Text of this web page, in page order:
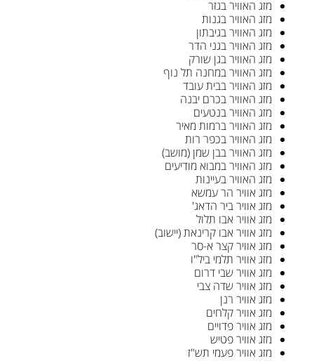
מזג האוויר בגזר
מזג האוויר בגנות
מזג האוויר בגיבתון
מזג האוויר בגני הדר
מזג האוויר בגן שורק
מזג האוויר במחנה תל נוף
מזג האוויר בבית עובד
מזג האוויר בכרם יבנה
מזג האוויר בנטעים
מזג האוויר ברמות מאיר
מזג האוויר בכפר רות
מזג האוויר בבן שמן (מושב)
מזג האוויר במבוא מודיעים
מזג האוויר בעיינות
מזג אוויר הר עמשא
מזג אוויר ביר הדאג'
מזג אוויר אבו תלול
מזג אוויר אבו קרינאת (יישוב)
מזג אוויר קצר א-סר
מזג אוויר תלמי ביל"ו
מזג אוויר שבי דרום
מזג אוויר שדה צבי
מזג אוויר רנן
מזג אוויר קלחים
מזג אוויר פדויים
מזג אוויר פטיש
מזג אוויר פעמי תש"ז